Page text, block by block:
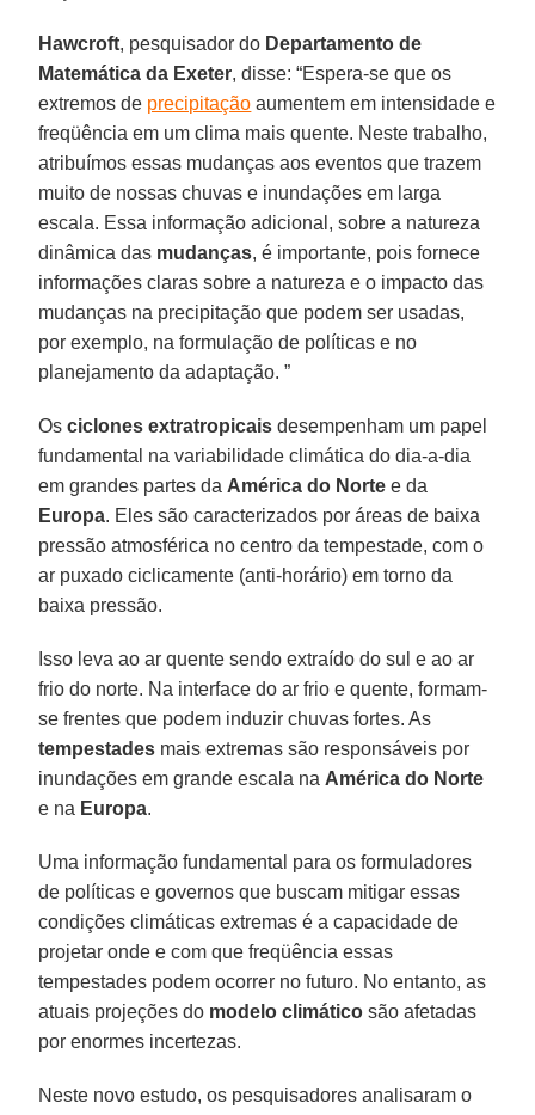
Hawcroft, pesquisador do Departamento de
Matemática da Exeter, disse: “Espera-se que os
extremos de precipitação aumentem em intensidade e
freqüência em um clima mais quente. Neste trabalho,
atribuímos essas mudanças aos eventos que trazem
muito de nossas chuvas e inundações em larga
escala. Essa informação adicional, sobre a natureza
dinâmica das mudanças, é importante, pois fornece
informações claras sobre a natureza e o impacto das
mudanças na precipitação que podem ser usadas,
por exemplo, na formulação de políticas e no
planejamento da adaptação. ”
Osciclones extratropicais desempenham um papel
fundamental na variabilidade climática do dia-a-dia
em grandes partes da América do Norte e da
Europa. Eles são caracterizados por áreas de baixa
pressão atmosférica no centro da tempestade, com o
ar puxado ciclicamente (anti-horário) em torno da
baixa pressão.
Isso leva ao ar quente sendo extraído do sul e ao ar
frio do norte. Na interface do ar frio e quente, formam-
se frentes que podem induzir chuvas fortes. As
tempestades mais extremas são responsáveis por
inundações em grande escala na América do Norte
e na Europa.
Uma informação fundamental para os formuladores
de políticas e governos que buscam mitigar essas
condições climáticas extremas é a capacidade de
projetar onde e com que freqüência essas
tempestades podem ocorrer no futuro. No entanto, as
atuais projeções do modelo climático são afetadas
por enormes incertezas.
Neste novo estudo, os pesquisadores analisaram o